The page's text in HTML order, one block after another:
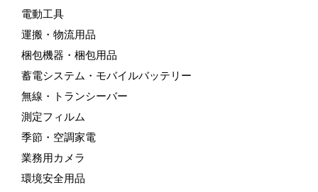
電動工具
運搬・物流用品
梱包機器・梱包用品
蓄電システム・モバイルバッテリー
無線・トランシーバー
測定フィルム
季節・空調家電
業務用カメラ
環境安全用品